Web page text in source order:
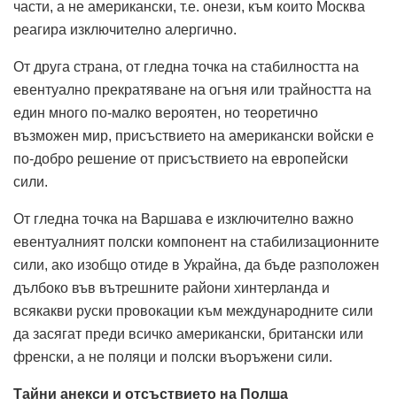
части, а не американски, т.е. онези, към които Москва
реагира изключително алергично.
От друга страна, от гледна точка на стабилността на
евентуално прекратяване на огъня или трайността на
един много по-малко вероятен, но теоретично
възможен мир, присъствието на американски войски е
по-добро решение от присъствието на европейски
сили.
От гледна точка на Варшава е изключително важно
евентуалният полски компонент на стабилизационните
сили, ако изобщо отиде в Украйна, да бъде разположен
дълбоко във вътрешните райони хинтерланда и
всякакви руски провокации към международните сили
да засягат преди всичко американски, британски или
френски, а не поляци и полски въоръжени сили.
Тайни анекси и отсъствието на Полша